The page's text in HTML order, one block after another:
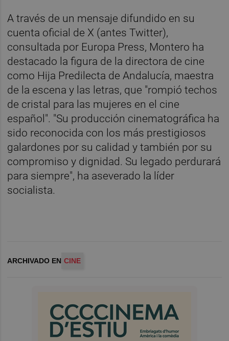
A través de un mensaje difundido en su
cuenta oficial de X (antes Twitter),
consultada por Europa Press, Montero ha
destacado la figura de la directora de cine
como Hija Predilecta de Andalucía, maestra
de la escena y las letras, que "rompió techos
de cristal para las mujeres en el cine
español". "Su producción cinematográfica ha
sido reconocida con los más prestigiosos
galardones por su calidad y también por su
compromiso y dignidad. Su legado perdurará
para siempre", ha aseverado la líder
socialista.
ARCHIVADO EN CINE